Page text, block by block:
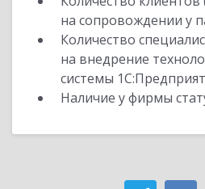
на сопровождении у
Количество
на внедрение
системы
Наличие у фирмы